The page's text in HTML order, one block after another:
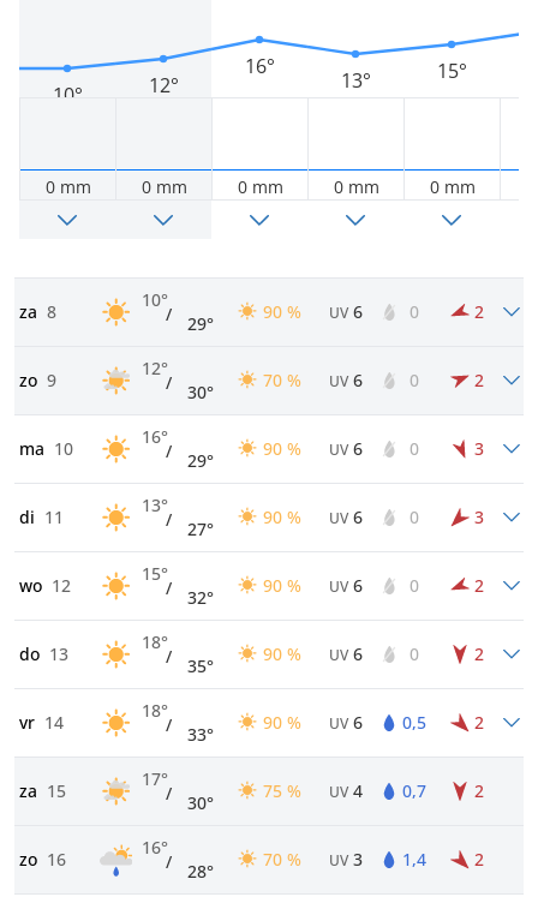
10°
0 mm
12°
0 mm
16°
0 mm
13°
0 mm
15°
0 mm
za 8
10°
/ 29°
90 % UV 6 0 2
zo 9
12°
/ 30°
70 % UV 6 0 2
ma 10
16°
/ 29°
90 % UV 6 0 3
di 11
13°
/ 27°
90 % UV 6 0 3
wo 12
15°
/ 32°
90 % UV 6 0 2
do 13
18°
/ 35°
90 % UV 6 0 2
vr 14
18°
/ 33°
90 % UV 6 0,5 2
za 15
17°
/ 30°
75 % UV 4 0,7 2
zo 16
16°
/ 28°
70 % UV 3 1,4 2